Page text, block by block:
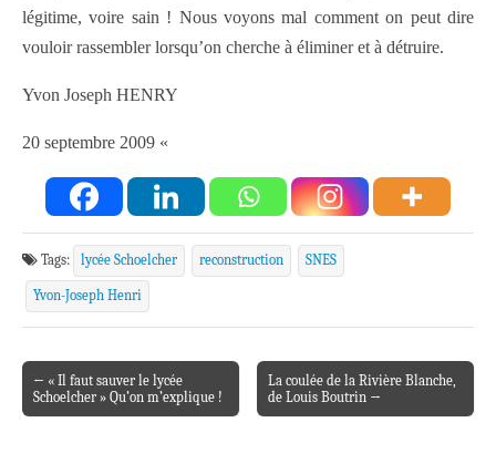
légitime, voire sain ! Nous voyons mal comment on peut dire
vouloir rassembler lorsqu’on cherche à éliminer et à détruire.
Yvon Joseph HENRY
20 septembre 2009 «
Tags: lycée Schoelcher reconstruction SNES
Yvon-Joseph Henri
Post navigation
← « Il faut sauver le lycée
Schoelcher » Qu’on m’explique !
La coulée de la Rivière Blanche,
de Louis Boutrin →